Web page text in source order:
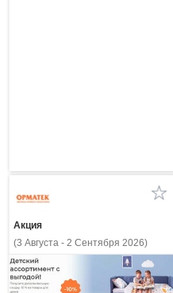
Акция
(3 Августа - 2 Сентября 2026)